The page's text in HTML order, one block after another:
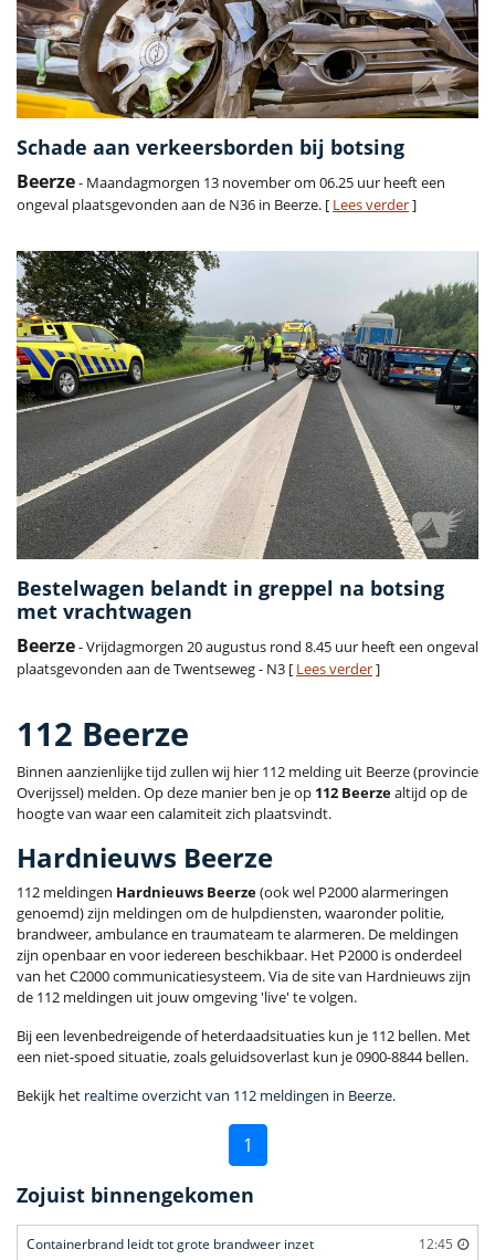
Schade aan verkeersborden bij botsing
Beerze- Maandagmorgen 13 november om 06.25 uur heeft een
ongeval plaatsgevonden aan de N36 in Beerze. [ Lees verder]
Bestelwagen belandt in greppel na botsing
met vrachtwagen
Beerze- Vrijdagmorgen 20 augustus rond 8.45 uur heeft een ongeval
plaatsgevonden aan de Twentseweg - N3 [ Lees verder]
112 Beerze
Binnen aanzienlijke tijd zullen wij hier 112 melding uit Beerze (provincie
Overijssel) melden. Op deze manier ben je op 112 Beerzealtijd op de
hoogte van waar een calamiteit zich plaatsvindt.
Hardnieuws Beerze
112 meldingen Hardnieuws Beerze(ook wel P2000 alarmeringen
genoemd) zijn meldingen om de hulpdiensten, waaronder politie,
brandweer, ambulance en traumateam te alarmeren. De meldingen
zijn openbaar en voor iedereen beschikbaar. Het P2000 is onderdeel
van het C2000 communicatiesysteem. Via de site van Hardnieuws zijn
de 112 meldingen uit jouw omgeving 'live' te volgen.
Bij een levenbedreigende of heterdaadsituaties kun je 112 bellen. Met
een niet-spoed situatie, zoals geluidsoverlast kun je 0900-8844 bellen.
Bekijk het realtime overzicht van 112 meldingen in Beerze.
1
Zojuist binnengekomen
Containerbrand leidt tot grote brandweer inzet 12:45